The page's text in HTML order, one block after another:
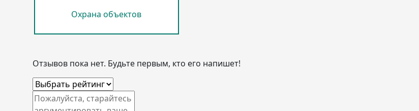
Охрана объектов
Отзывов пока нет. Будьте первым, кто его напишет!